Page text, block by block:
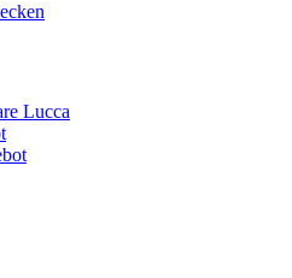
Lucca